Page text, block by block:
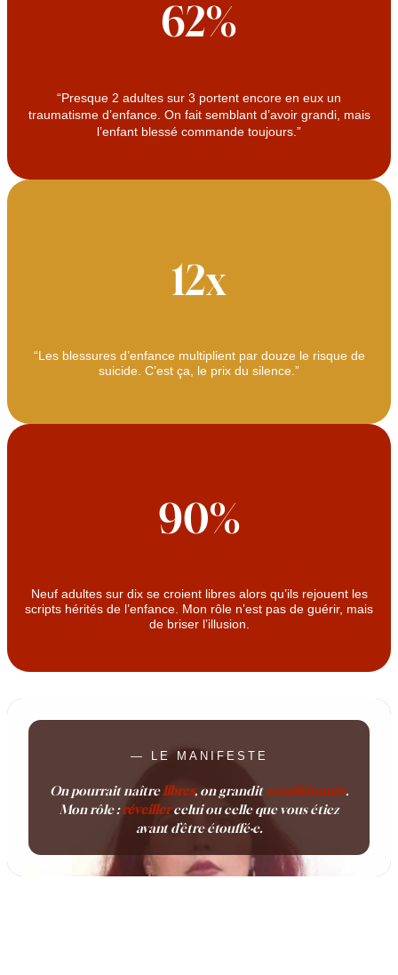
62%
“Presque 2 adultes sur 3 portent encore en eux un
traumatisme d’enfance. On fait semblant d’avoir grandi, mais
l’enfant blessé commande toujours.”
12x
“Les blessures d’enfance multiplient par douze le risque de
suicide. C’est ça, le prix du silence.”
90%
Neuf adultes sur dix se croient libres alors qu’ils rejouent les
scripts hérités de l’enfance. Mon rôle n’est pas de guérir, mais
de briser l’illusion.
— LE MANIFESTE
On pourrait naîtrelibres, on granditconditionnés.
Mon rôle :réveillercelui ou celle que vous étiez
avant d’êtreétouffé·e.